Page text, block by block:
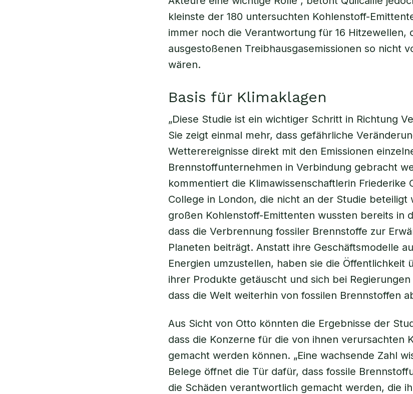
kleinste der 180 untersuchten Kohlenstoff-
immer noch die Verantwortung für 16 Hitzewellen,
ausgestoßenen Treibhausgasemissionen so nicht
wären.
Basis für Klimaklagen
„Diese Studie ist ein wichtiger Schritt in Richtung
Sie zeigt einmal mehr, dass gefährliche
Wetterereignisse direkt mit den Emissionen
Brennstoffunternehmen in Verbindung gebracht
kommentiert die Klimawissenschaftlerin Friederike
College in London, die nicht an der Studie beteiligt
großen Kohlenstoff-Emittenten wussten bereits in
dass die Verbrennung fossiler Brennstoffe zur
Planeten beiträgt. Anstatt ihre Geschäftsmodelle
Energien umzustellen, haben sie die Öffentlichkeit
ihrer Produkte getäuscht und sich bei
dass die Welt weiterhin von fossilen Brennstoffen
Aus Sicht von Otto könnten die Ergebnisse der
dass die Konzerne für die von ihnen verursachten
gemacht werden können. „Eine wachsende Zahl
Belege öffnet die Tür dafür, dass fossile
die Schäden verantwortlich gemacht werden, die